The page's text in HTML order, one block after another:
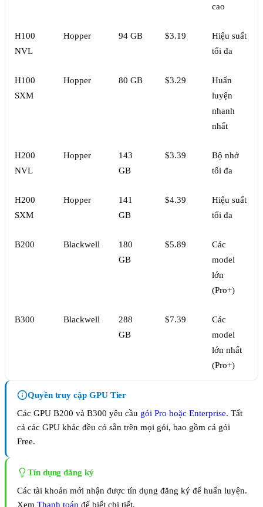
cao
H100
NVL
Hopper 94 GB $3.19
Hiệu suất
tối đa
H100
SXM
Hopper 80 GB $3.29
Huấn
luyện
nhanh
nhất
H200
NVL
Hopper
143
GB
$3.39
Bộ nhớ
tối đa
H200
SXM
Hopper
141
GB
$4.39
Hiệu suất
tối đa
B200 Blackwell
180
GB
$5.89
Các
model
lớn
(Pro+)
B300 Blackwell
288
GB
$7.39
Các
model
lớn nhất
(Pro+)
Quyền truy cập GPU Tier
Các GPU B200 và B300 yêu cầu gói Pro hoặc Enterprise. Tất
cả các GPU khác đều có sẵn trên mọi gói, bao gồm cả gói
Free.
Tín dụng đăng ký
Các tài khoản mới nhận được tín dụng đăng ký để huấn luyện.
Xem Thanh toán để biết chi tiết.